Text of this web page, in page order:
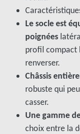
Le socle est
poignées
profil compact
renverser.
Châssis
robuste qui
casser.
Une gamme
choix entre la